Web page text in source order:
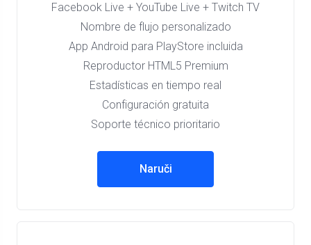
Facebook Live + YouTube Live + Twitch TV
Nombre de flujo personalizado
App Android para PlayStore incluida
Reproductor HTML5 Premium
Estadísticas en tiempo real
Configuración gratuita
Soporte técnico prioritario
Naruči